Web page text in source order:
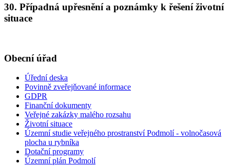
30. Případná upřesnění a poznámky k řešení životní
situace
Obecní úřad
Úřední deska
Povinně zveřejňované informace
GDPR
Finanční dokumenty
Veřejné zakázky malého rozsahu
Životní situace
Územní studie veřejného prostranství Podmolí - volnočasová
plocha u rybníka
Dotační programy
Územní plán Podmolí